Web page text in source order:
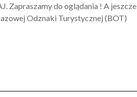
Zapraszamy do oglądania ! A jeszcze
Odznaki Turystycznej (BOT)